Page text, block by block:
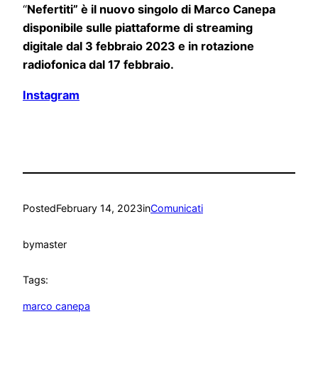
“Nefertiti” è il nuovo singolo di Marco Canepa
disponibile sulle piattaforme di streaming
digitale dal 3 febbraio 2023 e in rotazione
radiofonica dal 17 febbraio.
Instagram
PostedFebruary 14, 2023inComunicati
bymaster
Tags:
marco canepa